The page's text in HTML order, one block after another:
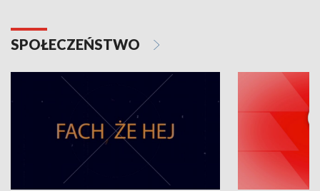
SPOŁECZEŃSTWO